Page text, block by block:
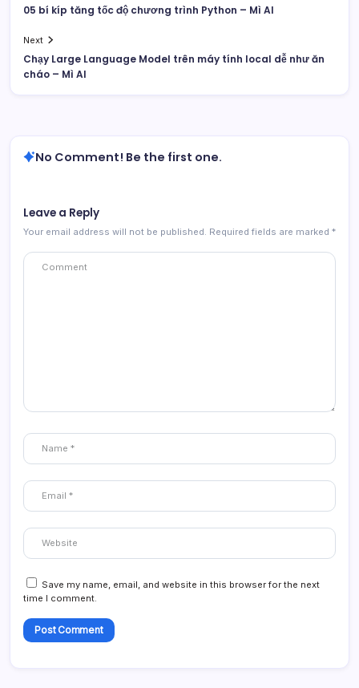
05 bí kíp tăng tốc độ chương trình Python – Mì AI
Next
Chạy Large Language Model trên máy tính local dễ như ăn
cháo – Mì AI
No Comment! Be the first one.
Leave a Reply
Your email address will not be published. Required fields are marked *
Save my name, email, and website in this browser for the next
time I comment.